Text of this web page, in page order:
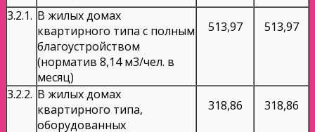
3.2.1. В жилых домах
квартирного типа с полным
благоустройством
(норматив 8,14 м3/чел. в
месяц)
513,97 513,97
3.2.2. В жилых домах
квартирного типа,
оборудованных
318,86 318,86